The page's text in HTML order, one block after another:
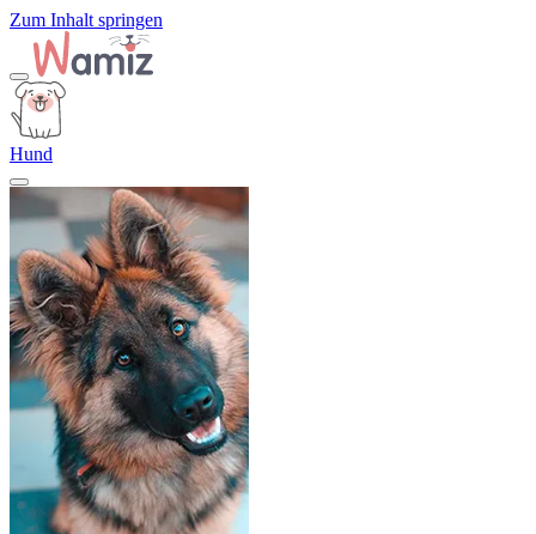
Zum Inhalt springen
Hund